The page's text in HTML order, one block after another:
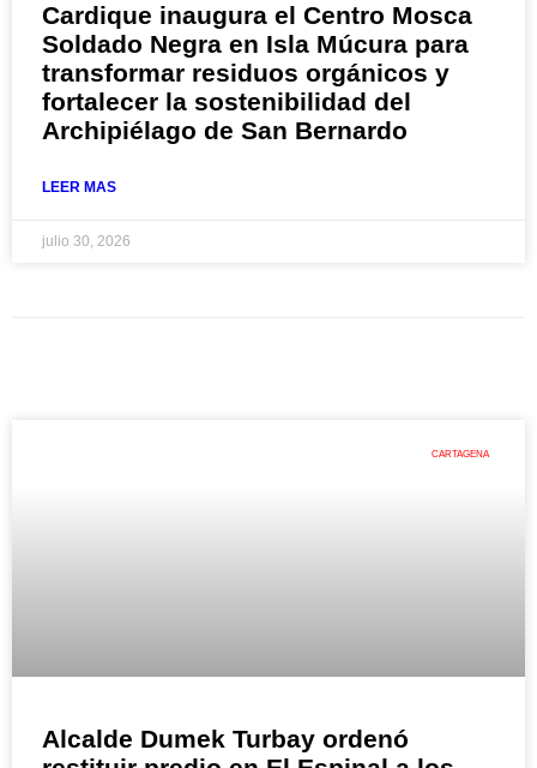
Cardique inaugura el Centro Mosca
Soldado Negra en Isla Múcura para
transformar residuos orgánicos y
fortalecer la sostenibilidad del
Archipiélago de San Bernardo
LEER MAS
julio 30, 2026
CARTAGENA
Alcalde Dumek Turbay ordenó